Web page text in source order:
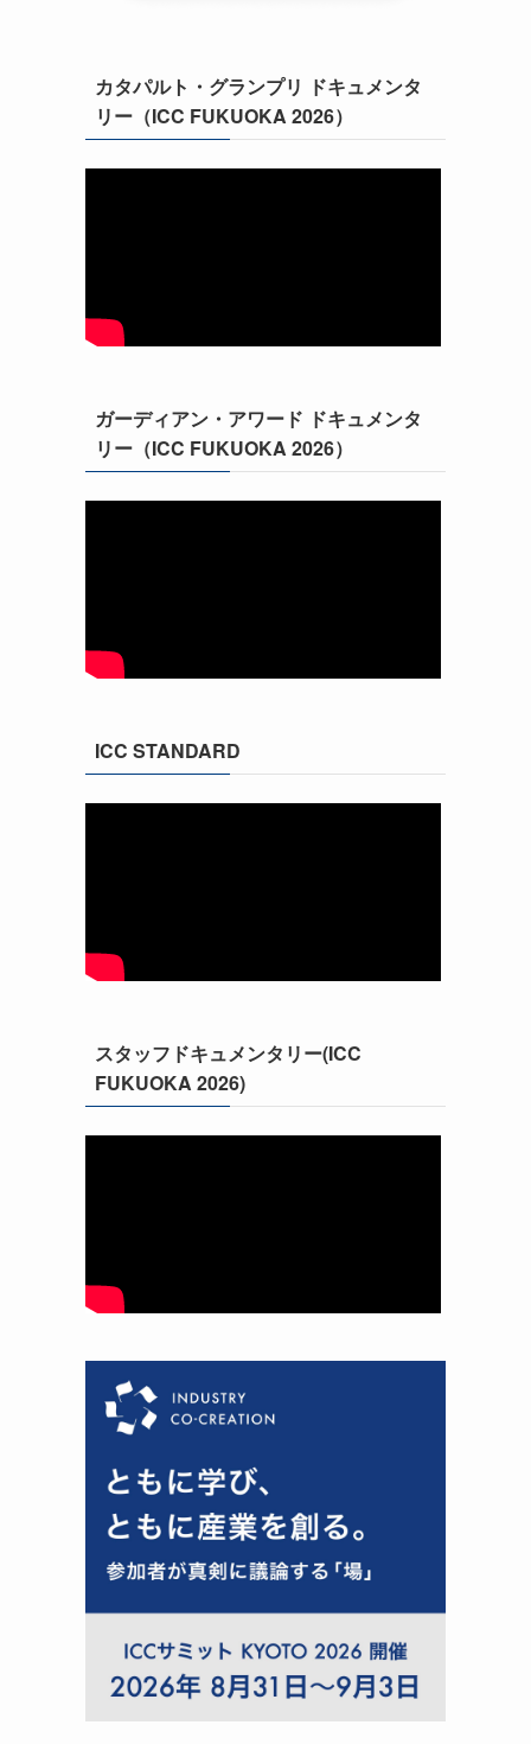
カタパルト・グランプリ ドキュメンタ
リー（ICC FUKUOKA 2026）
ガーディアン・アワード ドキュメンタ
リー（ICC FUKUOKA 2026）
ICC STANDARD
スタッフドキュメンタリー(ICC
FUKUOKA 2026)